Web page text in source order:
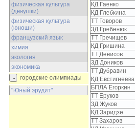
физическая культура
(девушки)
физическая культура
(юноши)
французский язык
химия
экология
экономика
КД Гаенко
КД Глебкина
ТТ Говоров
3Д Гребенюк
ТТ Гречищев
КД Гришина
ТТ Денисов
3Д Доников
ТТ Дубравин
КД Евстигнеева
БПЛА Егоркин
ТТ Еруков
3Д Жуков
КД Заридзе
ТТ Захаров
городские олимпиады
"Юный эрудит"